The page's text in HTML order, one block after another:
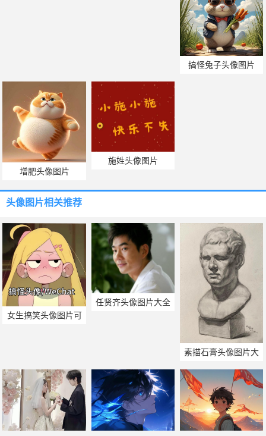
搞怪兔子头像图片
增肥头像图片
施姓头像图片
头像图片相关推荐
女生搞笑头像图片可
任贤齐头像图片大全
素描石膏头像图片大
全